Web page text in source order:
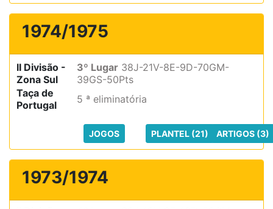
1974/1975
II Divisão -
Zona Sul
3º Lugar 38J-21V-8E-9D-70GM-
39GS-50Pts
Taça de
Portugal
5 ª eliminatória
JOGOS PLANTEL (21) ARTIGOS (3)
1973/1974